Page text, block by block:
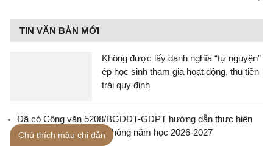
TIN VĂN BẢN MỚI
Không được lấy danh nghĩa “tự nguyện”
ép học sinh tham gia hoạt động, thu tiền
trái quy định
Đã có Công văn 5208/BGDĐT-GDPT hướng dẫn thực hiện
nhiệm vụ giáo dục phổ thông năm học 2026-2027
Chú thích màu chỉ dẫn